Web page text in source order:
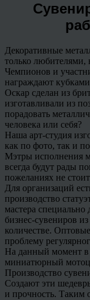
Декоративные
только любителями,
Чемпионов и
награждают
Оскар сделан из
изготавливали из
порадовать
человека или себя?
Наша арт-студия
как по фото, так и
Мэтры исполнения
всегда будут рады
пожеланиях не
Для организаций
производство
мастера
бизнес-сувениров
количестве.
проблему
На данный момент в
миниатюрный
Производство
Создают эти
и прочность. Таким